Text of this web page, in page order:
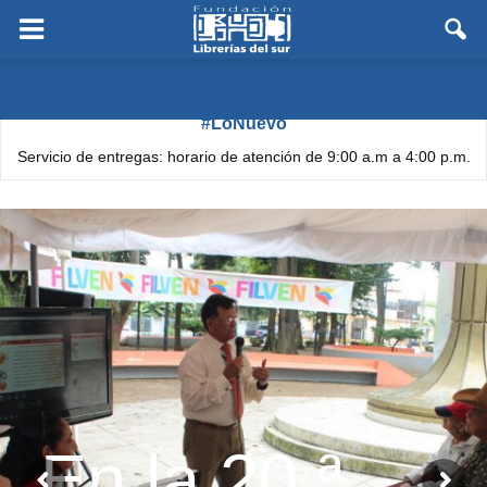
#LoNuevo
Servicio de entregas: horario de atención de 9:00 a.m a 4:00 p.m.